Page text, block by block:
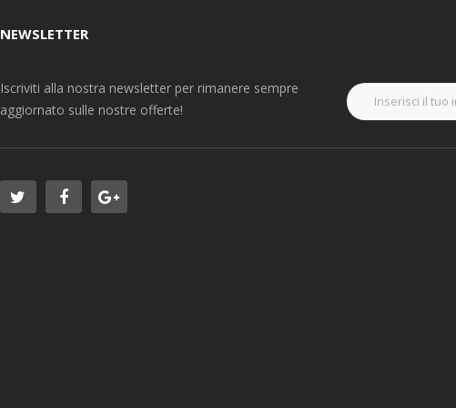
NEWSLETTER
Iscriviti alla nostra newsletter per rimanere sempre
aggiornato sulle nostre offerte!